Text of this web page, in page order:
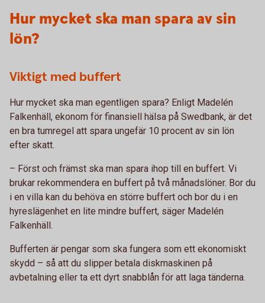
Hur mycket ska man spara av sin
lön?
Viktigt med buffert
Hur mycket ska man egentligen spara? Enligt Madelén
Falkenhäll, ekonom för finansiell hälsa på Swedbank, är det
en bra tumregel att spara ungefär 10 procent av sin lön
efter skatt.
– Först och främst ska man spara ihop till en buffert. Vi
brukar rekommendera en buffert på två månadslöner. Bor du
i en villa kan du behöva en större buffert och bor du i en
hyreslägenhet en lite mindre buffert, säger Madelén
Falkenhäll.
Bufferten är pengar som ska fungera som ett ekonomiskt
skydd – så att du slipper betala diskmaskinen på
avbetalning eller ta ett dyrt snabblån för att laga tänderna.